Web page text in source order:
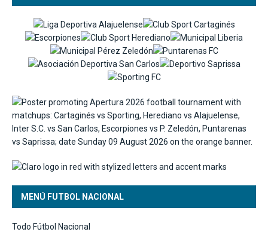
MENÚ FUTBOL NACIONAL
Todo Fútbol Nacional